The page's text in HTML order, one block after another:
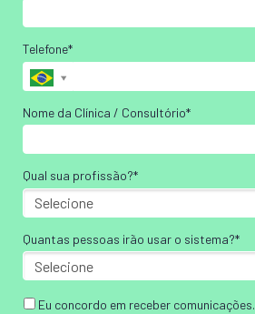
Telefone*
Nome da Clínica / Consultório*
Qual sua profissão?*
Quantas pessoas irão usar o sistema?*
Eu concordo em receber comunicações.